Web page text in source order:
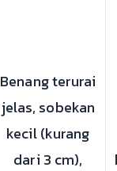
Benang terurai
jelas, sobekan
kecil (kurang
dari 3 cm),